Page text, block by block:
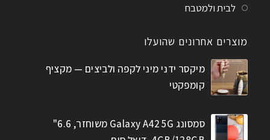
לבית ולמטבח
מוצרים אחרונים שהועלו
מיקסר ידני מיני לקפה ולביצים — מקציף
קומפקטי
סמסונג Galaxy A42 5G משוחזר, 6.6"